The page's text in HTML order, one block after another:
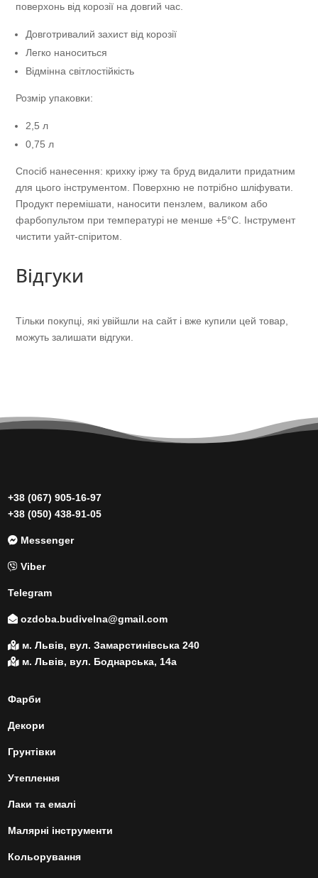
поверхонь від корозії на довгий час.
Довготривалий захист від корозії
Легко наноситься
Відмінна світлостійкість
Розмір упаковки:
2,5 л
0,75 л
Спосіб нанесення: крихку іржу та бруд видалити придатним
для цього інструментом. Поверхню не потрібно шліфувати.
Продукт перемішати, наносити пензлем, валиком або
фарбопультом при температурі не менше +5°C. Інструмент
чистити уайт-спіритом.
Відгуки
Тільки покупці, які увійшли на сайт і вже купили цей товар,
можуть залишати відгуки.
+38 (067) 905-16-97
+38 (050) 438-91-05
Messenger
Viber
Telegram
ozdoba.budivelna@gmail.com
м. Львів, вул. Замарстинівська 240
м. Львів, вул. Боднарська, 14а
Фарби
Декори
Грунтівки
Утеплення
Лаки та емалі
Малярні інструменти
Кольорування